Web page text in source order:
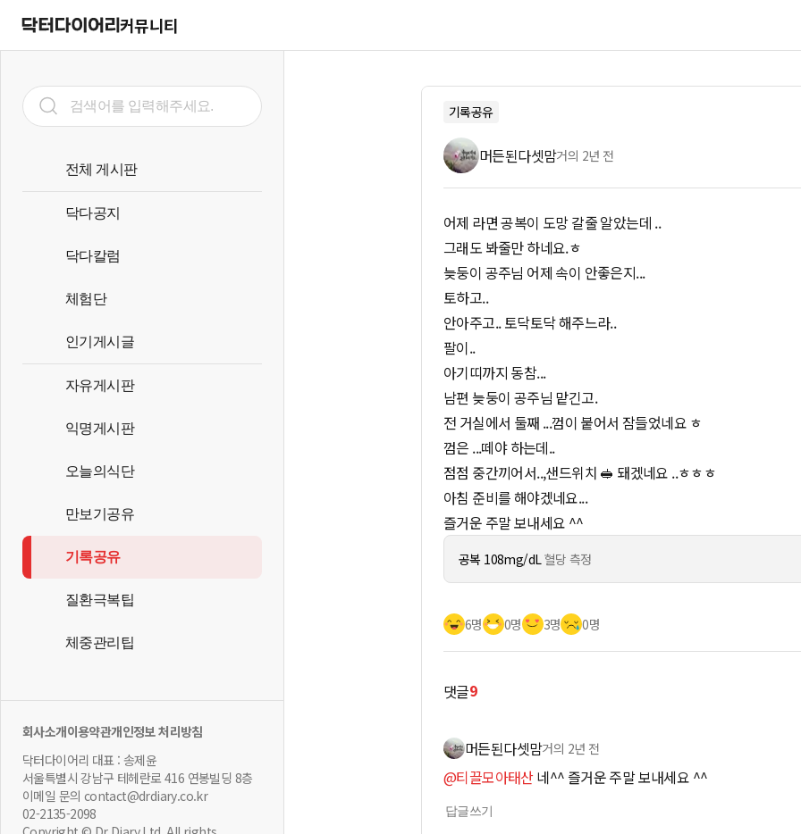
커뮤니티
전체 게시판
닥다공지
닥다칼럼
체험단
인기게시글
자유게시판
익명게시판
오늘의식단
만보기공유
기록공유
질환극복팁
체중관리팁
회사소개이용약관개인정보 처리방침
닥터다이어리 대표 : 송제윤
서울특별시 강남구 테헤란로 416 연봉빌딩 8층
이메일 문의 contact@drdiary.co.kr
02-2135-2098
기록공유
머든된다셋맘거의 2년 전
어제 라면 공복이 도망 갈줄 알았는데 ..
그래도 봐줄만 하네요.ㅎ
늦둥이 공주님 어제 속이 안좋은지...
토하고..
안아주고.. 토닥토닥 해주느라..
팔이..
아기띠까지 동참...
남편 늦둥이 공주님 맡긴고.
전 거실에서 둘째 ...껌이 붙어서 잠들었네요 ㅎ
껌은 ...떼야 하는데..
점점 중간끼어서..,샌드위치 🥪 돼겠네요 ..ㅎㅎㅎ
아침 준비를 해야겠네요...
즐거운 주말 보내세요 ^^
공복 108mg/dL혈당 측정
6명 0명 3명 0명
댓글9
머든된다셋맘거의 2년 전
@티끌모아태산네^^ 즐거운 주말 보내세요 ^^
답글쓰기